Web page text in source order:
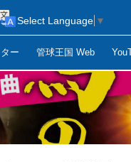
ー 管球王国 Web
Select Language ▼